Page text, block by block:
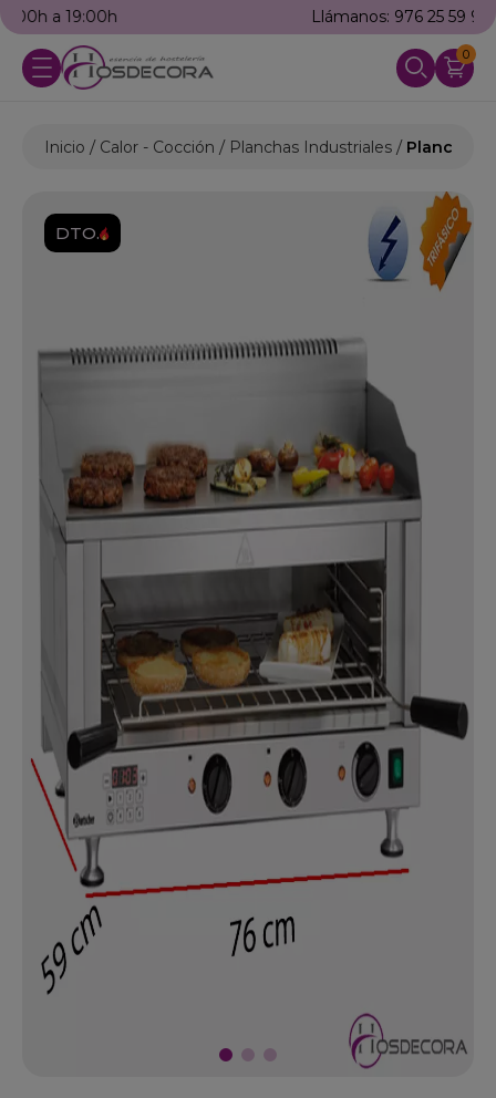
Llámanos: 976 25 59 91
0
Inicio Calor - Cocción Planchas Industriales Plancha y
DTO.